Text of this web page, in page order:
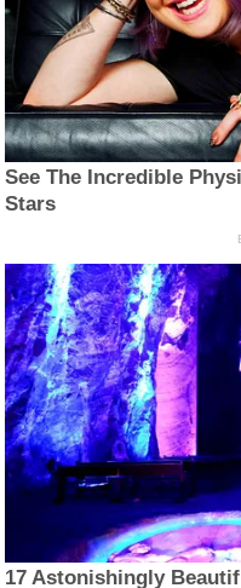
See The Incredible
Stars
17 Astonishingly